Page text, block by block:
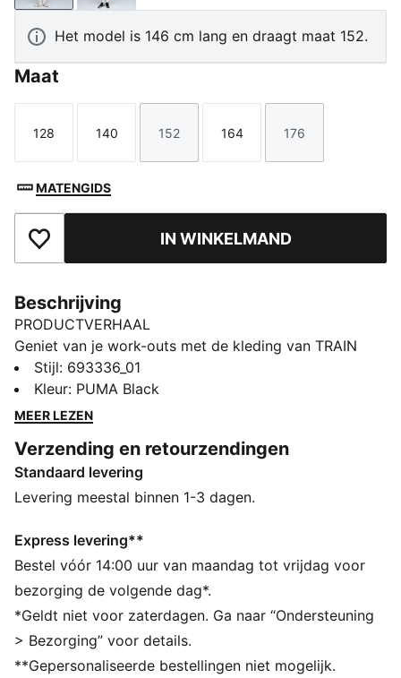
Het model is 146 cm lang en draagt maat 152.
Maat
Maat
128
Maat
140
Maat
152
Maat
164
Maat
176
MATENGIDS
Toegevoegd aan favorietenIN WINKELMAND
Beschrijving
PRODUCTVERHAAL
Geniet van je work-outs met de kleding van TRAIN
ALL DAY. Ontworpen met ergonomische snijlijnen,
ademende inzetstukken van mesh en prestatiegerichte
details die ervoor zorgen dat je gefocust blijft, van het
aan doet, deze set met T-shirt en short voor jongeren
is er net zo klaar voor als jij.
ALLE INS EN OUTS
voeren vocht van de huid af zodat je droog en
comfortabel blijft
Gemaakt van 100% gerecycled materiaal, met
uitzondering van biezen en decoraties.
DETAILS
Pasvorm: Normaal
Type hoofdmateriaal: Single jersey
Stijl: 693336_01
Kleur: PUMA Black
MEER LEZEN
Verzending en retourzendingen
Standaard levering
Levering meestal binnen 1-3 dagen.
Express levering**
Bestel vóór 14:00 uur van maandag tot vrijdag voor
bezorging de volgende dag*.
*Geldt niet voor zaterdagen. Ga naar “Ondersteuning
> Bezorging” voor details.
**Gepersonaliseerde bestellingen niet mogelijk.